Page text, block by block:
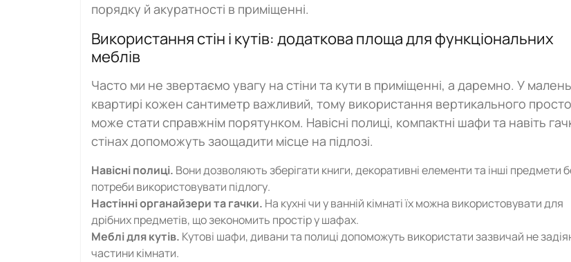
порядку й акуратності в приміщенні.
Використання стін і кутів: додаткова площа для функціональних
меблів
Часто ми не звертаємо увагу на стіни та кути в приміщенні, а даремно. У
квартирі кожен сантиметр важливий, тому використання вертикального
може стати справжнім порятунком. Навісні полиці, компактні шафи та навіть
стінах допоможуть заощадити місце на підлозі.
Навісні полиці. Вони дозволяють зберігати книги, декоративні елементи та інші предмети
потреби використовувати підлогу.
Настінні органайзери та гачки. На кухні чи у ванній кімнаті їх можна використовувати для
дрібних предметів, що зекономить простір у шафах.
Меблі для кутів. Кутові шафи, дивани та полиці допоможуть використати зазвичай не
частини кімнати.